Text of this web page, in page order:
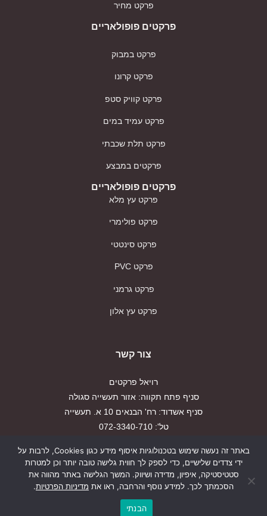
פרקט מחיר
פרקטים פופולאריים
פרקט במבוק
פרקט קרונו
פרקט קוויק סטפ
פרקט עמיד במים
פרקט תלת שכבתי
פרקטים במבצע
פרקטים פופולאריים
פרקט עץ מלא
פרקט פולימרי
פרקט סינטטי
פרקט PVC
פרקט גרמני
פרקט עץ אלון
צור קשר
רויאל פרקטים
סניף פתח תקווה: אזור תעשייה סגולה
סניף אשדוד: רח' הבנאים 10 א. תעשייה
טל': 072-3340-710
הצהרת נגישות
מדיניות פרטיות
באתר זה נעשה שימוש בטכנולוגיות איסוף מידע כגון Cookies, לרבות על
ידי צדדים שלישיים, כדי לספק לך חווית גלישה טובה יותר וכן למטרות
סטטיסטיקה, איפיון, מדידה ושיווק. המשך הגלישה באתר מהווה את
הסכמתך לכך. למידע נוסף והרחבה, ראו את מדיניות הפרטיות.
הבנתי